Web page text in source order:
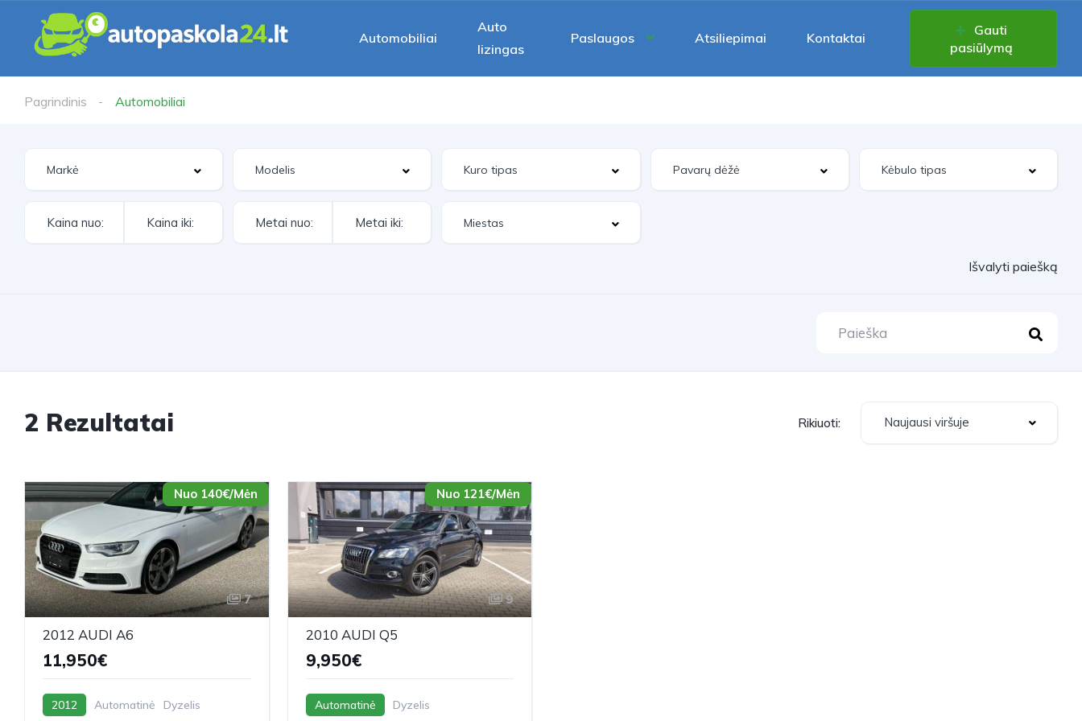
Automobiliai
Auto
lizingas
Paslaugos Atsiliepimai Kontaktai
Gauti
pasiūlymą
Pagrindinis Automobiliai
Išvalyti paiešką
2 Rezultatai Rikiuoti: Naujausi viršuje
Nuo 140€/Mėn
7
2012 AUDI A6
11,950€
2012 Automatinė Dyzelis
Nuo 121€/Mėn
9
2010 AUDI Q5
9,950€
Automatinė Dyzelis